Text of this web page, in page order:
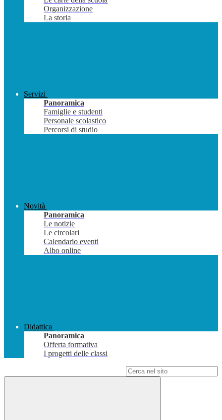
Organizzazione
La storia
Servizi
Panoramica
Famiglie e studenti
Personale scolastico
Percorsi di studio
Novità
Panoramica
Le notizie
Le circolari
Calendario eventi
Albo online
Didattica
Panoramica
Offerta formativa
I progetti delle classi